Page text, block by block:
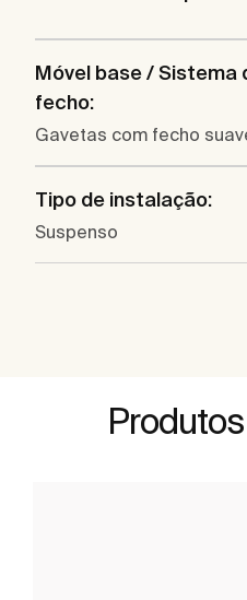
Móvel base / Sistema
fecho:
Gavetas com fecho
Tipo de instalação:
Suspenso